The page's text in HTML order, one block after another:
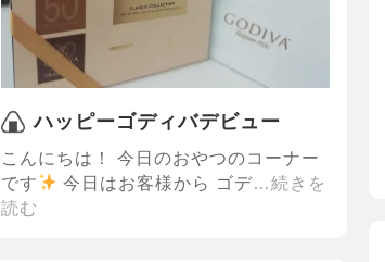
ハッピーゴディバデビュー
こんにちは！ 今日のおやつのコーナー
です
今日はお客様から ゴデ…続きを
読む